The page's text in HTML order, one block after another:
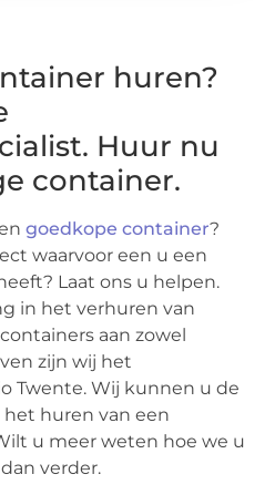
huren?
Huur nu
container.
goedkope container?
waarvoor een u een
Laat ons u helpen.
in het verhuren van
aan zowel
zijn wij het
Twente. Wij kunnen u de
huren van een
u meer weten hoe we u
verder.